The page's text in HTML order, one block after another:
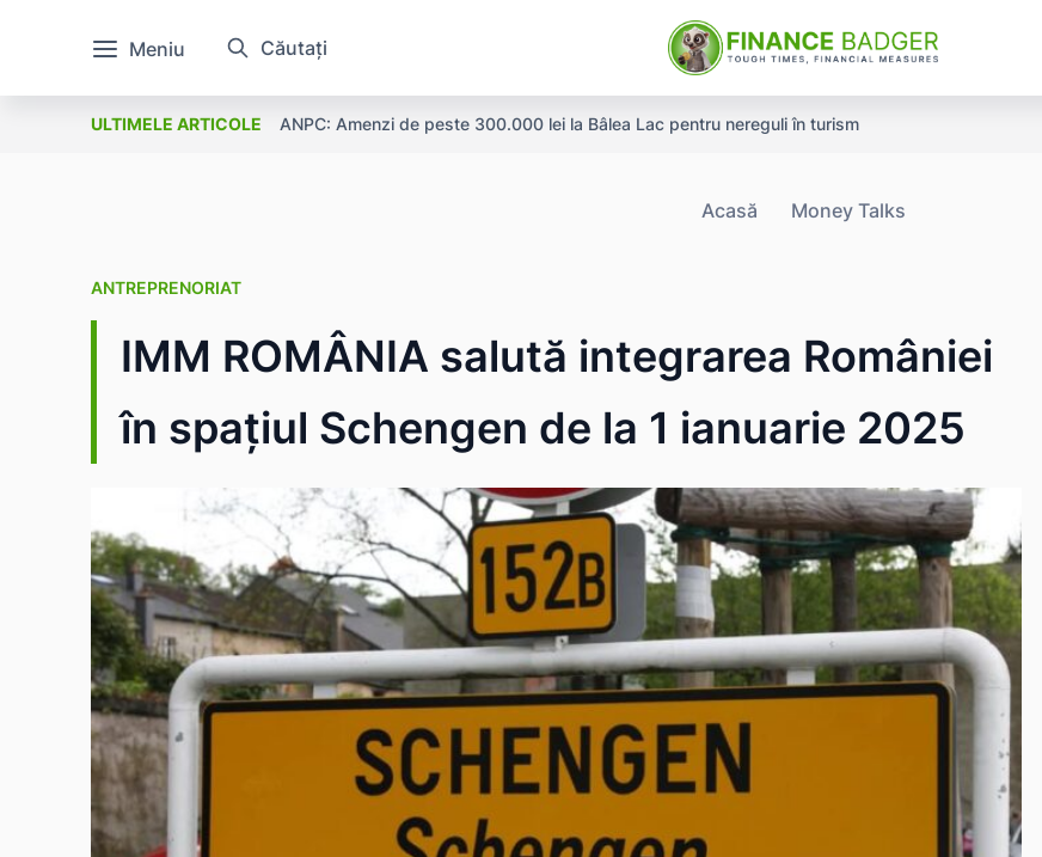
Meniu Căutați
ULTIMELE ARTICOLE ANPC: Amenzi de peste 300.000 lei la Bâlea Lac pentru nereguli în turism
Acasă Money Talks
ANTREPRENORIAT
IMM ROMÂNIA salută integrarea României
în spațiul Schengen de la 1 ianuarie 2025